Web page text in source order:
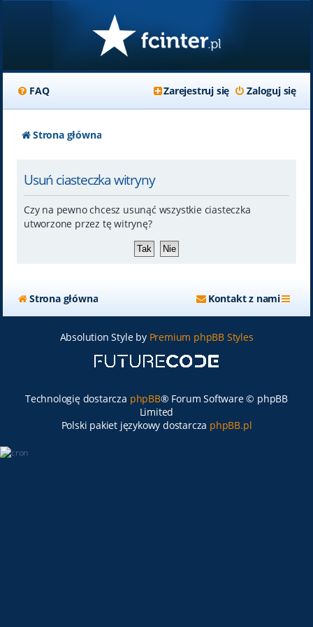
FAQ Zaloguj się
Zarejestruj się
Strona główna
Usuń ciasteczka witryny
Czy na pewno chcesz usunąć wszystkie ciasteczka
utworzone przez tę witrynę?
Strona główna Kontakt z nami
Absolution Style by Premium phpBB Styles
Technologię dostarcza phpBB® Forum Software © phpBB
Limited
Polski pakiet językowy dostarcza phpBB.pl